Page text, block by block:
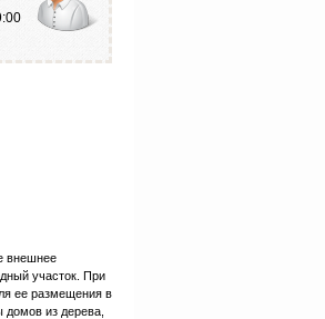
внешнее
участок. При
ее размещения в
домов из дерева,